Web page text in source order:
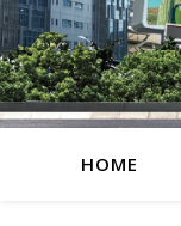
HOME